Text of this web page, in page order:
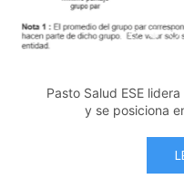
Edicto
Pasto Salud E.S.E.
en